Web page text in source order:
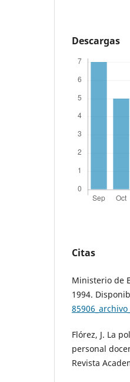
Descargas
Citas
Ministerio de
1994.
Flórez, J. La
personal
Revista